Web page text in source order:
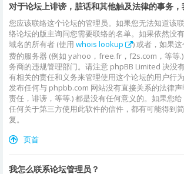
对于论坛上诽谤，脏话和其他触及法律的事务，
您应该联络这个论坛的管理员。如果您无法知道该
络论坛的版主询问您需要联络的名单。如果依然没
域名的所有者 (使用 whois lookup
) 或者，如果
费的服务器 (例如 yahoo，free.fr，f2s.com，等等
务商的违规管理部门。请注意 phpBB Limited 决没
有相关的责任和义务来管理使用这个论坛的用户行
发布任何与 phpbb.com 网站没有直接关系的法律
责任，诽谤，等等.) 都是没有任何意义的。如果您
任何关于第三方使用此软件的信件，都有可能得到
复。
页首
我怎么联系论坛管理员？